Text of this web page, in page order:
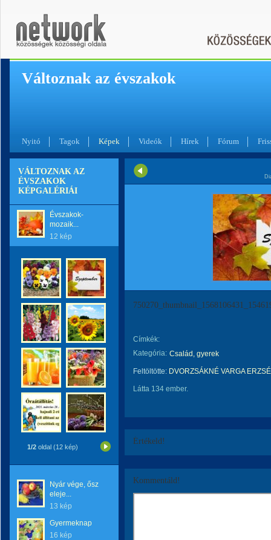
Változnak az évszakok
Nyitó Tagok Képek Videók Hírek Fórum
VÁLTOZNAK AZ
ÉVSZAKOK
KÉPGALÉRIÁI
Évszakok-
mozaik...
12 kép
1/2 oldal (12 kép)
Nyár vége, ősz
eleje...
13 kép
Gyermeknap
16 kép
Címkék:
Kategória: Család, gyerek
Feltöltötte: DVORZSÁKNÉ VARGA
Látta 134 ember.
Értékeld!
Kommentáld!